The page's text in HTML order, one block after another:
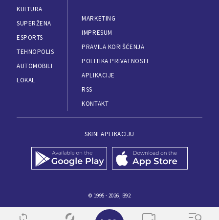
KULTURA
SUPERŽENA
ESPORTS
TEHNOPOLIS
AUTOMOBILI
LOKAL
MARKETING
IMPRESUM
PRAVILA KORIŠĆENJA
POLITIKA PRIVATNOSTI
APLIKACIJE
RSS
KONTAKT
SKINI APLIKACIJU
© 1995 - 2026, B92